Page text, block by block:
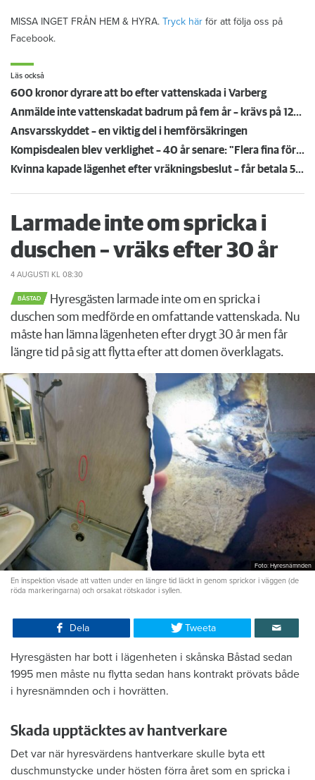
MISSA INGET FRÅN HEM & HYRA. Tryck här för att följa oss på
Facebook.
Läs också
600 kronor dyrare att bo efter vattenskada i Varberg
Anmälde inte vattenskadat badrum på fem år – krävs på 125 000 kronor
Ansvarsskyddet – en viktig del i hemförsäkringen
Kompisdealen blev verklighet – 40 år senare: "Flera fina fördelar med att dela bostad"
Kvinna kapade lägenhet efter vräkningsbeslut – får betala 50 000
Larmade inte om spricka i
duschen – vräks efter 30 år
4 AUGUSTI KL 08:30
BÅSTAD
Hyresgästen larmade inte om en spricka i
duschen som medförde en omfattande vattenskada. Nu
måste han lämna lägenheten efter drygt 30 år men får
längre tid på sig att flytta efter att domen överklagats.
Foto: Hyresnämnden
En inspektion visade att vatten under en längre tid läckt in genom sprickor i väggen (de
röda markeringarna) och orsakat rötskador i syllen.
Dela Tweeta
Hyresgästen har bott i lägenheten i skånska Båstad sedan
1995 men måste nu flytta sedan hans kontrakt prövats både
i hyresnämnden och i hovrätten.
Skada upptäcktes av hantverkare
Det var när hyresvärdens hantverkare skulle byta ett
duschmunstycke under hösten förra året som en spricka i